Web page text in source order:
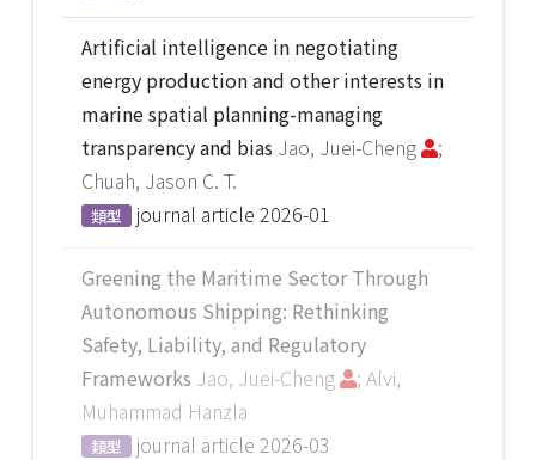
Artificial intelligence in negotiating
energy production and other interests in
marine spatial planning-managing
transparency and bias Jao, Juei-Cheng
;
Chuah, Jason C. T.
類型 journal article 2026-01
Greening the Maritime Sector Through
Autonomous Shipping: Rethinking
Safety, Liability, and Regulatory
Frameworks Jao, Juei-Cheng
; Alvi,
Muhammad Hanzla
類型 journal article 2026-03